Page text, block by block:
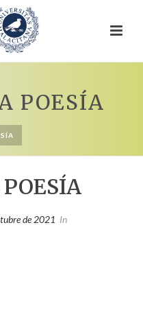
POESÍA
de 2021 In